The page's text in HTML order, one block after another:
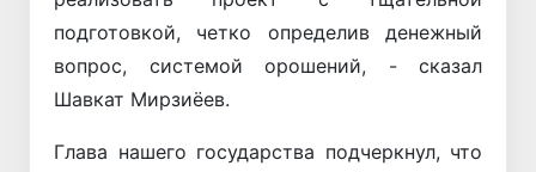
подготовкой, четко определив денежный
вопрос, системой орошений, - сказал
Шавкат Мирзиёев.
Глава нашего государства подчеркнул, что